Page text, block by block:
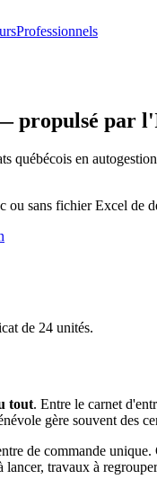
Professionnels
propulsé par
québécois en
ou sans fichier Excel de
de 24 unités.
tout. Entre le carnet
gère souvent des
de commande
travaux à